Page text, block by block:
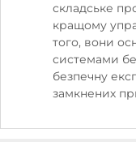
складське
кращому
того, вони
системами
безпечну
замкнених